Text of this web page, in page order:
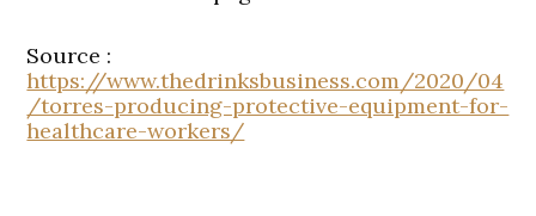
Source :
https://www.thedrinksbusiness.com/2020/04
/torres-producing-protective-equipment-for-
healthcare-workers/